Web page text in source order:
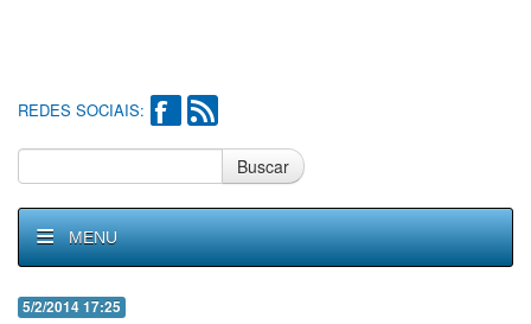
REDES SOCIAIS:
Buscar
MENU
5/2/2014 17:25